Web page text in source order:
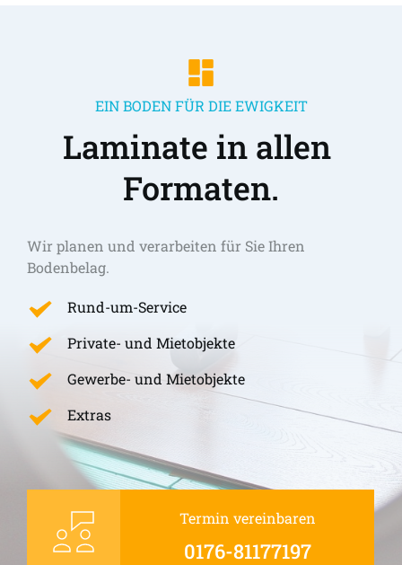
EIN BODEN FÜR DIE EWIGKEIT
Laminate in allen
Formaten.
Wir planen und verarbeiten für Sie Ihren
Bodenbelag.
Rund-um-Service
Private- und Mietobjekte
Gewerbe- und Mietobjekte
Extras
Termin vereinbaren
0176-81177197